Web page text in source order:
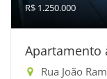
R$ 1.250.000
Apartamento
Rua João